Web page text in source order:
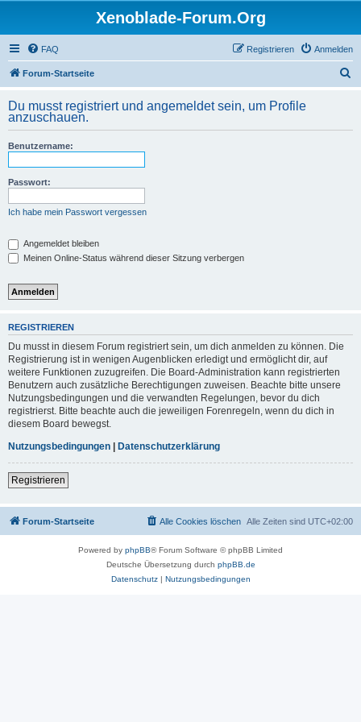
Xenoblade-Forum.Org
FAQ Anmelden
Registrieren
Forum-Startseite
h
Du musst registriert und angemeldet sein, um Profile
anzuschauen.
Benutzername:
Passwort:
Ich habe mein Passwort vergessen
Angemeldet bleiben
Meinen Online-Status während dieser Sitzung verbergen
REGISTRIEREN
Du musst in diesem Forum registriert sein, um dich anmelden zu können. Die
Registrierung ist in wenigen Augenblicken erledigt und ermöglicht dir, auf
weitere Funktionen zuzugreifen. Die Board-Administration kann registrierten
Benutzern auch zusätzliche Berechtigungen zuweisen. Beachte bitte unsere
Nutzungsbedingungen und die verwandten Regelungen, bevor du dich
registrierst. Bitte beachte auch die jeweiligen Forenregeln, wenn du dich in
diesem Board bewegst.
Nutzungsbedingungen | Datenschutzerklärung
Registrieren
Forum-Startseite Alle Zeiten sind UTC+02:00
Alle Cookies löschen
Powered by phpBB® Forum Software © phpBB Limited
Deutsche Übersetzung durch phpBB.de
Datenschutz| Nutzungsbedingungen